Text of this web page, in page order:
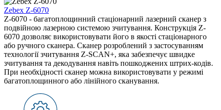
Zebex Z-6070
Z-6070 - багатоплощинний стаціонарний лазерний сканер з
подвійною лазерною системою зчитування. Конструкція Z-
6070 дозволяє використовувати його в якості стаціонарного
або ручного сканера. Сканер розроблений з застосуванням
технології зчитування Z-SCAN+, яка забезпечує швидке
зчитування та декодування навіть пошкоджених штрих-кодів.
При необхідності сканер можна використовувати у режимі
багатоплощинного або лінійного сканування.